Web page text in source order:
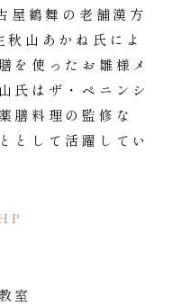
屋鶴舞の老舗漢方
山あかね氏によ
を使ったお雛様メ
氏はザ・ペニンシ
膳料理の監修な
として活躍してい
室